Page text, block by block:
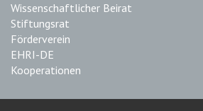
Wissenschaftlicher Beirat
Stiftungsrat
Förderverein
EHRI-DE
Kooperationen